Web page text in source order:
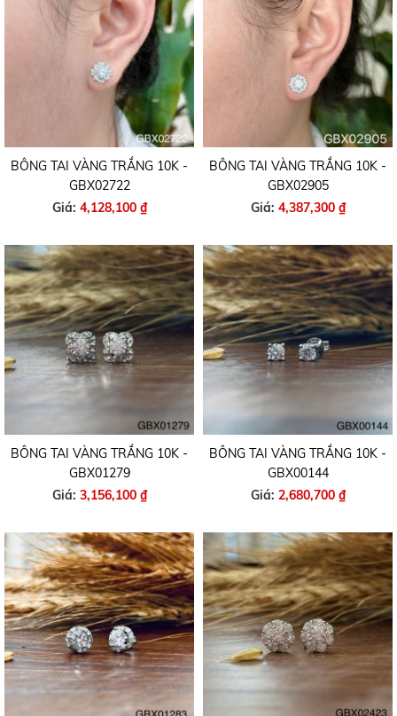
BÔNG TAI VÀNG TRẮNG 10K -
GBX02722
Giá: 4,128,100 ₫
BÔNG TAI VÀNG TRẮNG 10K -
GBX02905
Giá: 4,387,300 ₫
BÔNG TAI VÀNG TRẮNG 10K -
GBX01279
Giá: 3,156,100 ₫
BÔNG TAI VÀNG TRẮNG 10K -
GBX00144
Giá: 2,680,700 ₫